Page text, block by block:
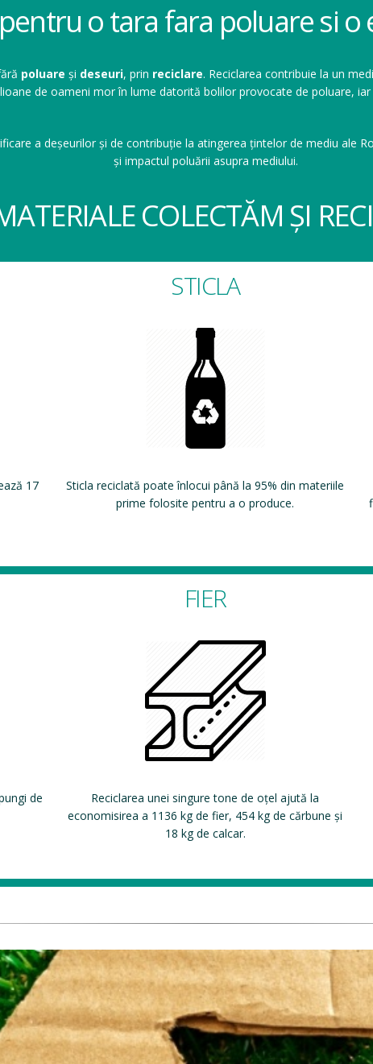
o tara fara poluare si
poluare și deseuri, prin reciclare. Reciclarea contribuie la un
de oameni mor în lume datorită bolilor provocate de poluare,
a deșeurilor și de contribuție la atingerea țintelor de mediu ale
și impactul poluării asupra mediului.
COLECTĂM ȘI
17
STICLA
Sticla reciclată poate înlocui până la 95% din materiile
prime folosite pentru a o produce.
de
FIER
Reciclarea unei singure tone de oțel ajută la
economisirea a 1136 kg de fier, 454 kg de cărbune și
18 kg de calcar.